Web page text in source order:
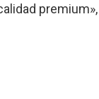
premium»,